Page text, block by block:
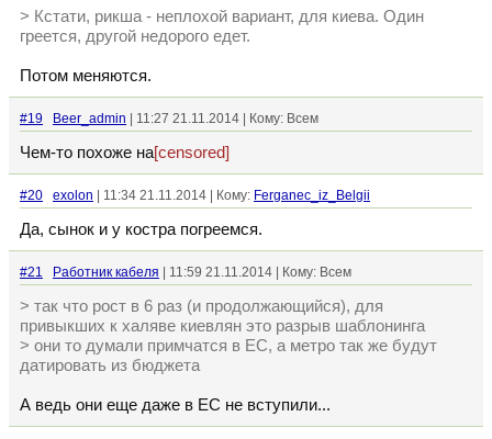
> Кстати, рикша - неплохой вариант, для киева. Один
греется, другой недорого едет.
Потом меняются.
#19 Beer_admin | 11:27 21.11.2014 | Кому: Всем
Чем-то похоже на[censored]
#20 exolon | 11:34 21.11.2014 | Кому: Ferganec_iz_Belgii
Да, сынок и у костра погреемся.
#21 Работник кабеля | 11:59 21.11.2014 | Кому: Всем
> так что рост в 6 раз (и продолжающийся), для
привыкших к халяве киевлян это разрыв шаблонинга
> они то думали примчатся в ЕС, а метро так же будут
датировать из бюджета
А ведь они еще даже в ЕС не вступили...